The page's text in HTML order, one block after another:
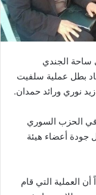
ساحة الجندي
بطل عملية سلفيت
نوري ورائد حمدان.
الحزب السوري
جودة أعضاء هيئة
العملية التي قام